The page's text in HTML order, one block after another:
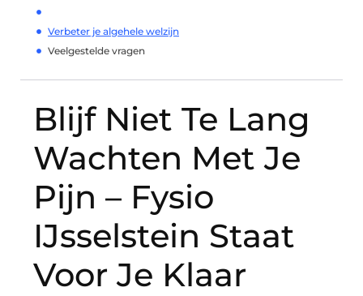
Verbeter je algehele welzijn
Veelgestelde vragen
Blijf Niet Te Lang
Wachten Met Je
Pijn – Fysio
IJsselstein Staat
Voor Je Klaar